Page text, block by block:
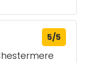
5/5